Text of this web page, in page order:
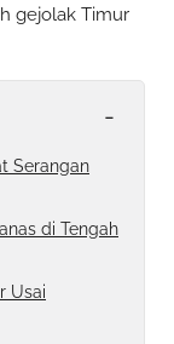
gejolak Timur
-
Serangan
di Tengah
Usai